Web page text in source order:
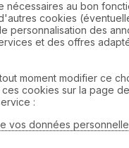
nécessaires au bon
cookies
personnalisation des
et des offres
moment modifier ce
ces cookies sur la page
:
vos données